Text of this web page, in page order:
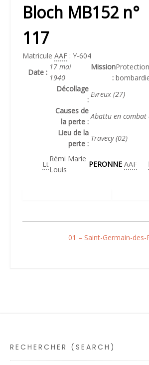
Bloch MB152 n°
117
Matricule AAF : Y-604
Date :
17 mai
1940
Mission
:
Décollage
:
Evreux (27)
Causes de
la perte :
Abattu en combat
Lieu de la
perte :
Travecy (02)
Lt
Rémi Marie
Louis
PERONNE AAF
01 – Saint-Germain-des-
RECHERCHER (SEARCH)